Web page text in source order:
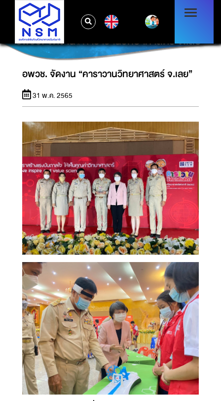
อพวช. จัดงาน “คาราวานวิทยาศาสตร์ จ.เลย”
อพวช. จัดงาน “คาราวานวิทยาศาสตร์ จ.เลย”
31 พ.ค. 2565